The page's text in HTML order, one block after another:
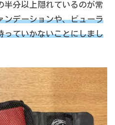
半分以上隠れているのが常
ンデーションや、ビューラ
っていかないことにしまし